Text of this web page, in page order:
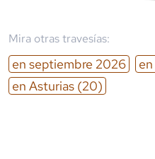
Mira otras travesías:
en septiembre 2026 en
en Asturias (20)